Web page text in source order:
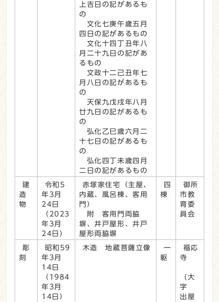
上吉日の記があるも
の
文化七庚午歳五月
四日の記があるもの
文化十四丁丑年八
月二十九日の記があ
るもの
文政十二己丑年七
月八日の記があるも
の
天保九戊戌年八月
廿九日の記があるも
の
弘化乙巳歳六月二
十七日の記があるも
の
弘化四丁未歳四月
二日の記があるもの
建
造
物
令和5
年3月
24日
（2023
年3月
24日）
赤塚家住宅（主屋、
内蔵、風呂棟、客用
門）
附 客用門両脇
塀、井戸屋形、井戸
屋形両脇塀
四
棟
御所
市教
育委
員会
彫
刻
昭和59
年3月
14日
（1984
年3月
14日）
木造 地蔵菩薩立像
一
躯
福応
寺
（大
字
出屋